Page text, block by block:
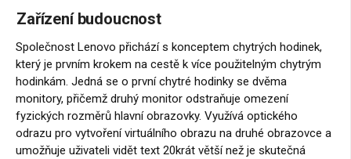
Zařízení budoucnost
Společnost Lenovo přichází s konceptem chytrých hodinek,
který je prvním krokem na cestě k více použitelným chytrým
hodinkám. Jedná se o první chytré hodinky se dvěma
monitory, přičemž druhý monitor odstraňuje omezení
fyzických rozměrů hlavní obrazovky. Využívá optického
odrazu pro vytvoření virtuálního obrazu na druhé obrazovce a
umožňuje uživateli vidět text 20krát větší než je skutečná